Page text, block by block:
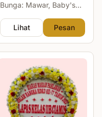
Bunga: Mawar, Baby's
Lihat
Pesan